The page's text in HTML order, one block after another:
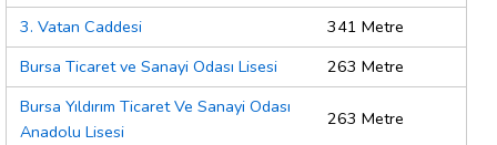
3. Vatan Caddesi
341 Metre
Bursa Ticaret ve Sanayi Odası Lisesi
263 Metre
Bursa Yıldırım Ticaret Ve Sanayi Odası
Anadolu Lisesi
263 Metre